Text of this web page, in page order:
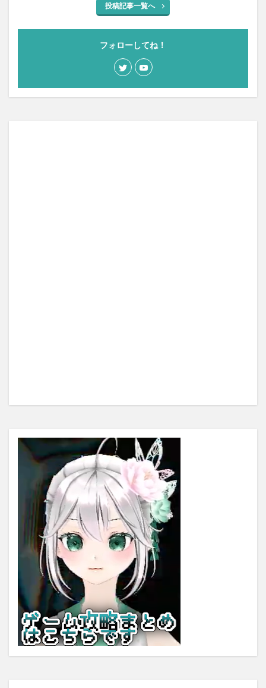
投稿記事一覧へ
フォローしてね！